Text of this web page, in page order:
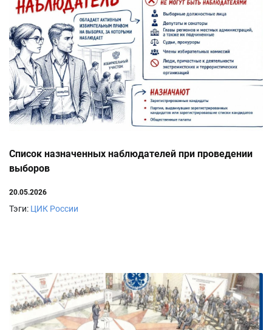
Список назначенных наблюдателей при проведении
выборов
20.05.2026
Тэги: ЦИК России